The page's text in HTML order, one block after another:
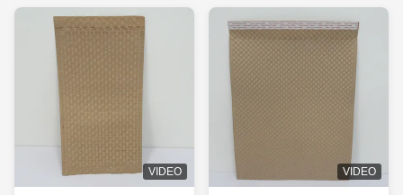
VIDEO VIDEO